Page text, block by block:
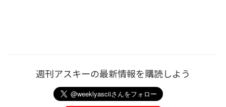
週刊アスキーの最新情報を購読しよう